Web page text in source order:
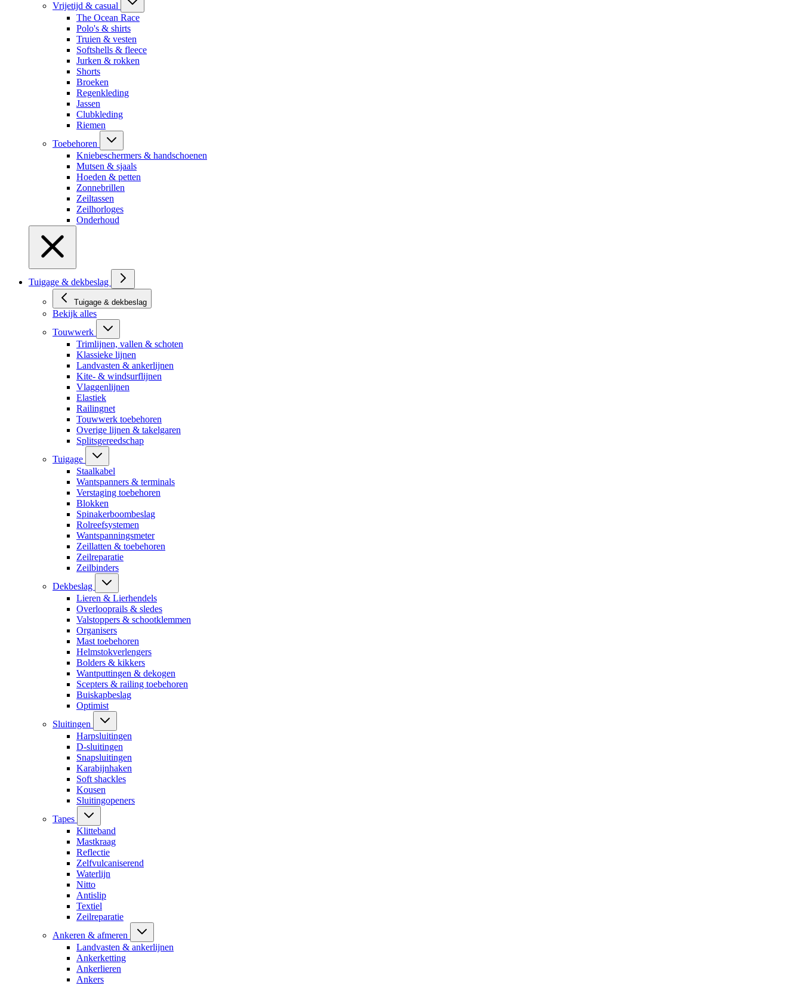
Vrijetijd & casual
The Ocean Race
Polo's & shirts
Truien & vesten
Softshells & fleece
Jurken & rokken
Shorts
Broeken
Regenkleding
Jassen
Clubkleding
Riemen
Toebehoren
Kniebeschermers & handschoenen
Mutsen & sjaals
Hoeden & petten
Zonnebrillen
Zeiltassen
Zeilhorloges
Onderhoud
Tuigage & dekbeslag
Tuigage & dekbeslag
Bekijk alles
Touwwerk
Trimlijnen, vallen & schoten
Klassieke lijnen
Landvasten & ankerlijnen
Kite- & windsurflijnen
Vlaggenlijnen
Elastiek
Railingnet
Touwwerk toebehoren
Overige lijnen & takelgaren
Splitsgereedschap
Tuigage
Staalkabel
Wantspanners & terminals
Verstaging toebehoren
Blokken
Spinakerboombeslag
Rolreefsystemen
Wantspanningsmeter
Zeillatten & toebehoren
Zeilreparatie
Zeilbinders
Dekbeslag
Lieren & Lierhendels
Overlooprails & sledes
Valstoppers & schootklemmen
Organisers
Mast toebehoren
Helmstokverlengers
Bolders & kikkers
Wantputtingen & dekogen
Scepters & railing toebehoren
Buiskapbeslag
Optimist
Sluitingen
Harpsluitingen
D-sluitingen
Snapsluitingen
Karabijnhaken
Soft shackles
Kousen
Sluitingopeners
Tapes
Klitteband
Mastkraag
Reflectie
Zelfvulcaniserend
Waterlijn
Nitto
Antislip
Textiel
Zeilreparatie
Ankeren & afmeren
Landvasten & ankerlijnen
Ankerketting
Ankerlieren
Ankers